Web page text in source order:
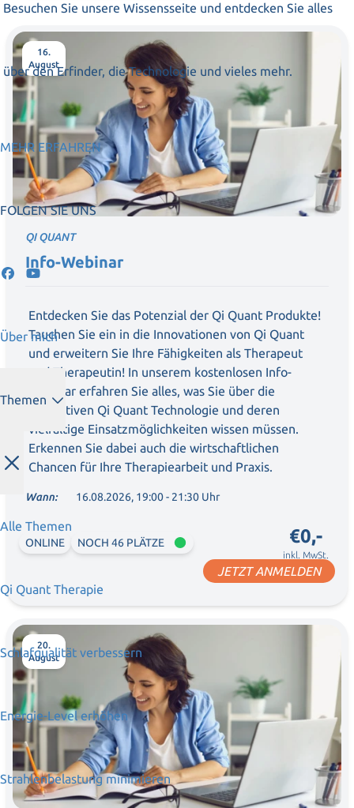
Besuchen Sie unsere Wissensseite und entdecken Sie alles
über den Erfinder, die Technologie und vieles mehr.
MEHR ERFAHREN
FOLGEN SIE UNS
Über mich
Themen
Alle Themen
Qi Quant Therapie
Schlafqualität verbessern
Energie-Level erhöhen
Strahlenbelastung minimieren
16.
August
QI QUANT
Info-Webinar
Entdecken Sie das Potenzial der Qi Quant Produkte!
Tauchen Sie ein in die Innovationen von Qi Quant
und erweitern Sie Ihre Fähigkeiten als Therapeut
und Therapeutin! In unserem kostenlosen Info-
Webinar erfahren Sie alles, was Sie über die
innovativen Qi Quant Technologie und deren
vielfältige Einsatzmöglichkeiten wissen müssen.
Erkennen Sie dabei auch die wirtschaftlichen
Chancen für Ihre Therapiearbeit und Praxis.
Wann: 16.08.2026, 19:00 - 21:30 Uhr
ONLINE NOCH 46 PLÄTZE €0,-
inkl. MwSt.
JETZT ANMELDEN
20.
August